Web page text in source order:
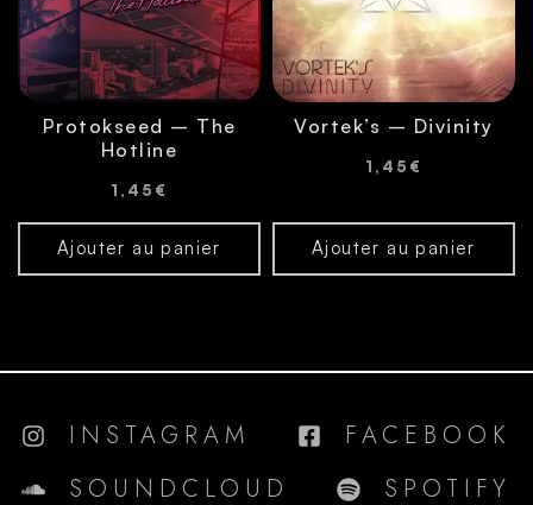
Protokseed – The
Hotline
1,45 €
Ajouter au panier
Vortek’s – Divinity
1,45 €
Ajouter au panier
INSTAGRAM
FACEBOOK
SOUNDCLOUD
SPOTIFY